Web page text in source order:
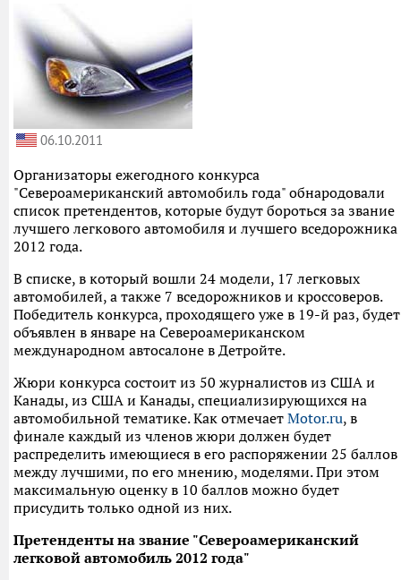
06.10.2011
Организаторы ежегодного конкурса
"Североамериканский автомобиль года" обнародовали
список претендентов, которые будут бороться за звание
лучшего легкового автомобиля и лучшего вседорожника
2012 года.
В списке, в который вошли 24 модели, 17 легковых
автомобилей, а также 7 вседорожников и кроссоверов.
Победитель конкурса, проходящего уже в 19-й раз, будет
объявлен в январе на Североамериканском
международном автосалоне в Детройте.
Жюри конкурса состоит из 50 журналистов из США и
Канады, из США и Канады, специализирующихся на
автомобильной тематике. Как отмечает Motor.ru, в
финале каждый из членов жюри должен будет
распределить имеющиеся в его распоряжении 25 баллов
между лучшими, по его мнению, моделями. При этом
максимальную оценку в 10 баллов можно будет
присудить только одной из них.
Претенденты на звание "Североамериканский
легковой автомобиль 2012 года"